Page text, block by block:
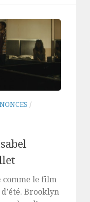
/
comme le film
Brooklyn